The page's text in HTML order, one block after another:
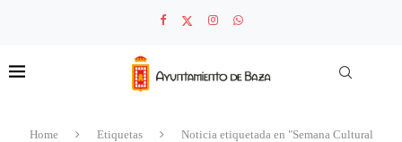
Home Etiquetas
Noticia etiquetada en "Semana Cultural